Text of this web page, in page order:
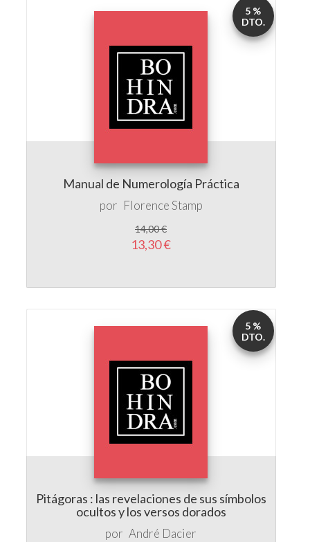
Manual de Numerología Práctica
por Florence Stamp
14,00 €
13,30 €
5 %
DTO.
Pitágoras : las revelaciones de sus símbolos
ocultos y los versos dorados
por André Dacier
5 %
DTO.